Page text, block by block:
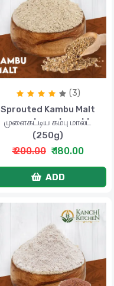
(3)
Sprouted Kambu Malt
முளைகட்டிய கம்பு மால்ட்
(250g)
₹ 200.00 ₹ 180.00
ADD